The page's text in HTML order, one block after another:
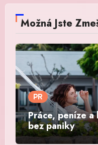
Možná Jste
PR
Práce, peníze
bez paniky